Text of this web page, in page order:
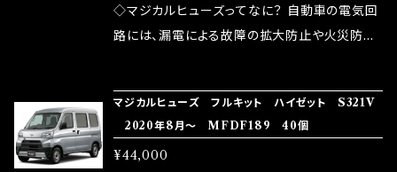
発揮します。 ・アクセルレスポンスの向上 ・アイ
ドリング安定化（静粛性UP） ・ターボ車のターボ
など、これらの効果は、タウンユースだけでなく、
モータースポーツシーンでの実証実験の上、 製
品化を果たしております。
が大きい。 2.金属部分が露出している為、空気
中に漏電してしまう。 3.金属プレートが接触する
ズが、マジカルヒューズになります。 ◇マジカル
ヒューズの効果 マジカルヒューズは放電防止効
果・接触抵抗低減効果により、このような効果を
◇マジカルヒューズってなに？ 自動車の電気回
路には、漏電による故障の拡大防止や火災防止
路として、各回路への電力供給を行っています。
しかし、ヒューズには拭い去れない欠点があり
ます。 1.溶接回路であるため、配線と比較し抵抗
マジカルヒューズ フルキット ハイゼット S321V
2020年8月～ MFDF189 40個
¥44,000